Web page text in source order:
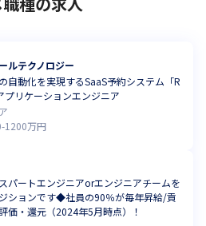
ルテクノロジー
自動化を実現するSaaS予約システム「R
プリケーションエンジニア
-1200万円
パートエンジニアorエンジニアチームを
ションです◆社員の90％が毎年昇給/貢
価・還元（2024年5月時点）！